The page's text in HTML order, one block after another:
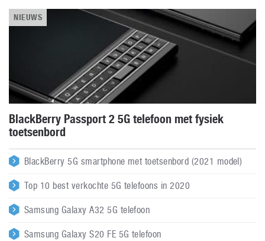
NIEUWS
BlackBerry Passport 2 5G telefoon met fysiek
toetsenbord
BlackBerry 5G smartphone met toetsenbord (2021 model)
Top 10 best verkochte 5G telefoons in 2020
Samsung Galaxy A32 5G telefoon
Samsung Galaxy S20 FE 5G telefoon